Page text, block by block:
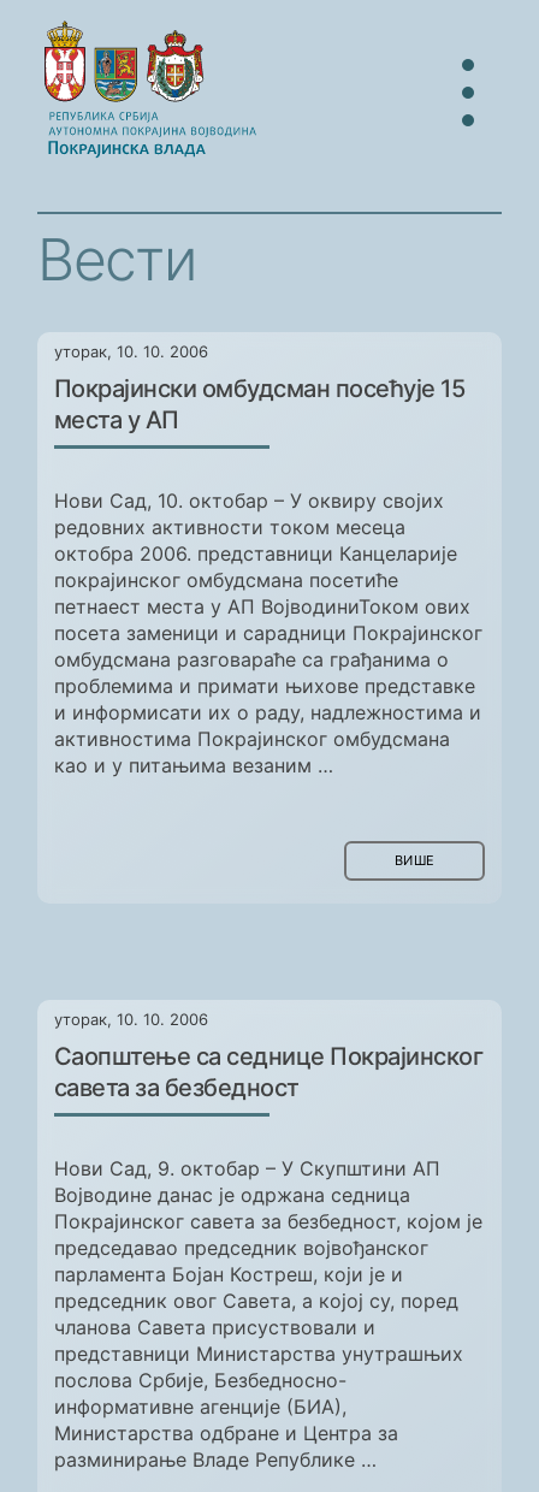
Вести
уторак, 10. 10. 2006
Покрајински омбудсман посећује 15
места у АП
Нови Сад, 10. октобар – У оквиру својих
редовних активности током месеца
октобра 2006. представници Канцеларије
покрајинског омбудсмана посетиће
петнаест места у АП ВојводиниТоком ових
посета заменици и сарадници Покрајинског
омбудсмана разговараће са грађанима о
проблемима и примати њихове представке
и информисати их о раду, надлежностима и
активностима Покрајинског омбудсмана
као и у питањима везаним …
ВИШЕ
уторак, 10. 10. 2006
Саопштење са седнице Покрајинског
савета за безбедност
Нови Сад, 9. октобар – У Скупштини АП
Војводине данас је одржана седница
Покрајинског савета за безбедност, којом је
председавао председник војвођанског
парламента Бојан Костреш, који је и
председник овог Савета, а којој су, поред
чланова Савета присуствовали и
представници Министарства унутрашњих
послова Србије, Безбедносно-
информативне агенције (БИА),
Министарства одбране и Центра за
разминирање Владе Републике …